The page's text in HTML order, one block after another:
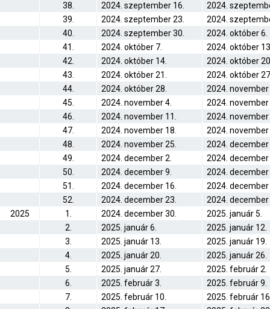
38.
2024. szeptember 16.
2024.
39.
2024. szeptember 23.
2024.
40.
2024. szeptember 30.
2024. október 6.
41.
2024. október 7.
2024. október
42.
2024. október 14.
2024. október
43.
2024. október 21.
2024. október
44.
2024. október 28.
2024. november
45.
2024. november 4.
2024. november
46.
2024. november 11.
2024. november
47.
2024. november 18.
2024. november
48.
2024. november 25.
2024. december
49.
2024. december 2.
2024. december
50.
2024. december 9.
2024. december
51.
2024. december 16.
2024. december
52.
2024. december 23.
2024. december
2025
1. 2024. december 30.
2025. január 5.
2.
2025. január 6.
2025. január 12.
3.
2025. január 13.
2025. január 19.
4.
2025. január 20.
2025. január 26.
5.
2025. január 27.
2025. február 2.
6.
2025. február 3.
2025. február 9.
7.
2025. február 10.
2025. február